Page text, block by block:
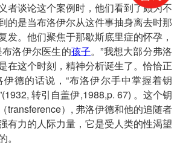
者谈论这个案例时，他们看到了颇为不
的是当布洛伊尔从这件事抽身离去时那
发。他们聚焦于那歇斯底里症的怀孕，
洛伊尔医生的孩子。”我想大部分弗洛
在这个时刻，精神分析诞生了。恰恰正
德的话说，“布洛伊尔手中掌握着钥
转引自盖伊,1988,p. 67) 。这个钥
transference）, 弗洛伊德和他的追随者
有力的人际力量，它是受人类的性渴望